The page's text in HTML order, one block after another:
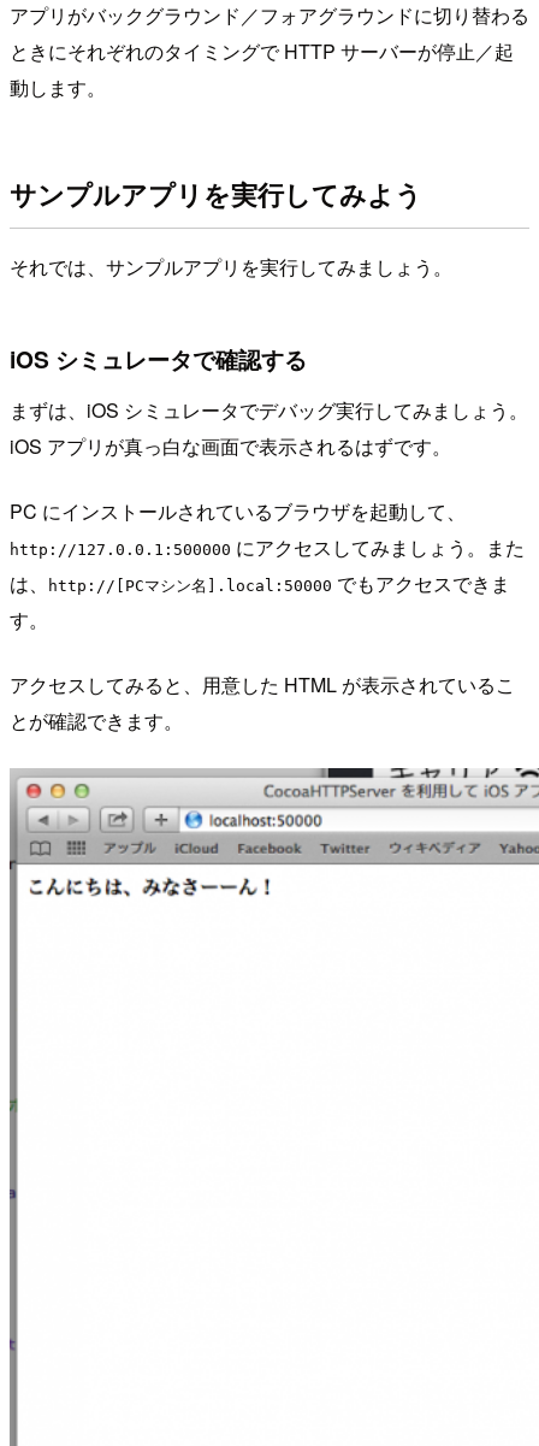
アプリがバックグラウンド／フォアグラウンドに切り替わる
ときにそれぞれのタイミングで HTTP サーバーが停止／起
動します。
サンプルアプリを実行してみよう
それでは、サンプルアプリを実行してみましょう。
iOS シミュレータで確認する
まずは、iOS シミュレータでデバッグ実行してみましょう。
iOS アプリが真っ白な画面で表示されるはずです。
PC にインストールされているブラウザを起動して、
http://127.0.0.1:500000 にアクセスしてみましょう。また
は、
http://[PCマシン名].local:50000 でもアクセスできま
す。
アクセスしてみると、用意した HTML が表示されているこ
とが確認できます。